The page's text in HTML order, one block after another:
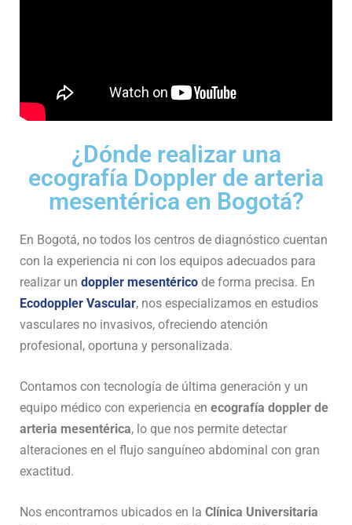
¿Dónde realizar una
ecografía Doppler de arteria
mesentérica en Bogotá?
En Bogotá, no todos los centros de diagnóstico cuentan
con la experiencia ni con los equipos adecuados para
realizar un doppler mesentérico de forma precisa. En
Ecodoppler Vascular, nos especializamos en estudios
vasculares no invasivos, ofreciendo atención
profesional, oportuna y personalizada.
Contamos con tecnología de última generación y un
equipo médico con experiencia en ecografía doppler de
arteria mesentérica, lo que nos permite detectar
alteraciones en el flujo sanguíneo abdominal con gran
exactitud.
Nos encontramos ubicados en la Clínica Universitaria